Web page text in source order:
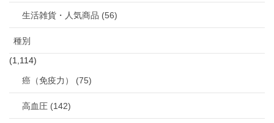
生活雑貨・人気商品 (56)
種別
(1,114)
癌（免疫力） (75)
高血圧 (142)